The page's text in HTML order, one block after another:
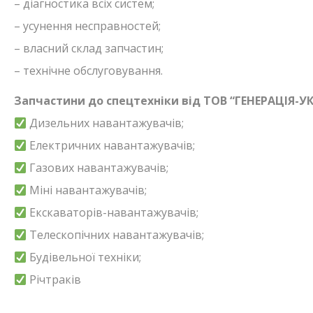
– діагностика всіх систем;
– усунення несправностей;
– власний склад запчастин;
– технічне обслуговування.
Запчастини до спецтехніки від ТОВ “ГЕНЕРАЦІЯ-
Дизельних навантажувачів;
Електричних навантажувачів;
Газових навантажувачів;
Міні навантажувачів;
Екскаваторів-навантажувачів;
Телескопічних навантажувачів;
Будівельної техніки;
Річтраків